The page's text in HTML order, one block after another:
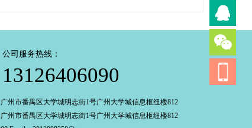
公司服务热线：
13126406090
州市番禺区大学城明志街1号广州大学城信息枢纽楼812
州市番禺区大学城明志街1号广州大学城信息枢纽楼812